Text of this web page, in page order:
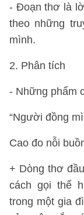
- Đoạn thơ là
theo những
mình.
2. Phân tích
- Những phẩm
“Người đồng
Cao đo nỗi
+ Dòng thơ
cách gọi thể
trong một gia